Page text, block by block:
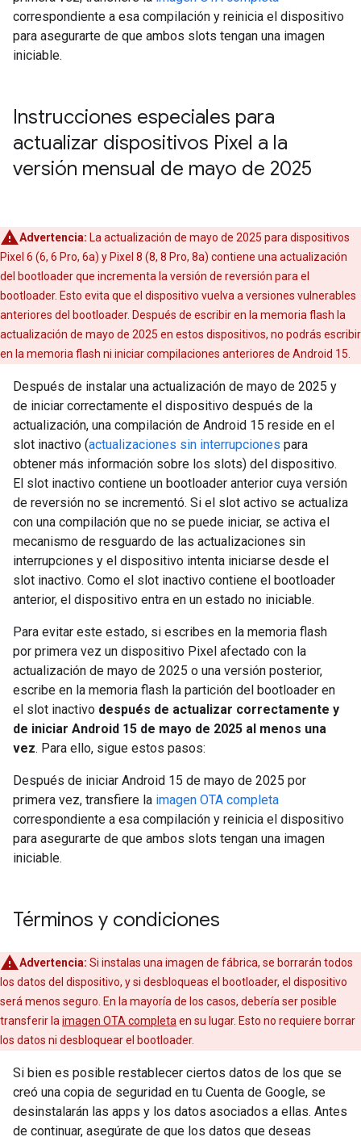
correspondiente a esa compilación y reinicia el dispositivo
para asegurarte de que ambos slots tengan una imagen
iniciable.
Instrucciones especiales para
actualizar dispositivos Pixel a la
versión mensual de mayo de 2025
Advertencia: La actualización de mayo de 2025 para dispositivos
Pixel 6 (6, 6 Pro, 6a) y Pixel 8 (8, 8 Pro, 8a) contiene una actualización
del bootloader que incrementa la versión de reversión para el
bootloader. Esto evita que el dispositivo vuelva a versiones vulnerables
anteriores del bootloader. Después de escribir en la memoria flash la
actualización de mayo de 2025 en estos dispositivos, no podrás escribir
en la memoria flash ni iniciar compilaciones anteriores de Android 15.
Después de instalar una actualización de mayo de 2025 y
de iniciar correctamente el dispositivo después de la
actualización, una compilación de Android 15 reside en el
slot inactivo (actualizaciones sin interrupciones para
obtener más información sobre los slots) del dispositivo.
El slot inactivo contiene un bootloader anterior cuya versión
de reversión no se incrementó. Si el slot activo se actualiza
con una compilación que no se puede iniciar, se activa el
mecanismo de resguardo de las actualizaciones sin
interrupciones y el dispositivo intenta iniciarse desde el
slot inactivo. Como el slot inactivo contiene el bootloader
anterior, el dispositivo entra en un estado no iniciable.
Para evitar este estado, si escribes en la memoria flash
por primera vez un dispositivo Pixel afectado con la
actualización de mayo de 2025 o una versión posterior,
escribe en la memoria flash la partición del bootloader en
el slot inactivo después de actualizar correctamente y
de iniciar Android 15 de mayo de 2025 al menos una
vez. Para ello, sigue estos pasos:
Después de iniciar Android 15 de mayo de 2025 por
primera vez, transfiere la imagen OTA completa
correspondiente a esa compilación y reinicia el dispositivo
para asegurarte de que ambos slots tengan una imagen
iniciable.
Términos y condiciones
Advertencia: Si instalas una imagen de fábrica, se borrarán todos
los datos del dispositivo, y si desbloqueas el bootloader, el dispositivo
será menos seguro. En la mayoría de los casos, debería ser posible
transferir la imagen OTA completa en su lugar. Esto no requiere borrar
los datos ni desbloquear el bootloader.
Si bien es posible restablecer ciertos datos de los que se
creó una copia de seguridad en tu Cuenta de Google, se
desinstalarán las apps y los datos asociados a ellas. Antes
de continuar, asegúrate de que los datos que deseas